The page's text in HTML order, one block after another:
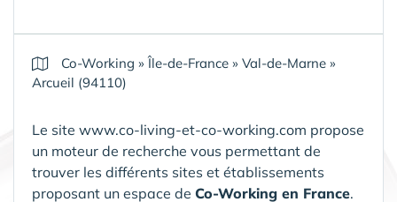
Co-Working »Île-de-France » Val-de-Marne »
Arcueil (94110)
Le site www.co-living-et-co-working.com propose
un moteur de recherche vous permettant de
trouver les différents sites et établissements
proposant un espace de Co-Working en France.